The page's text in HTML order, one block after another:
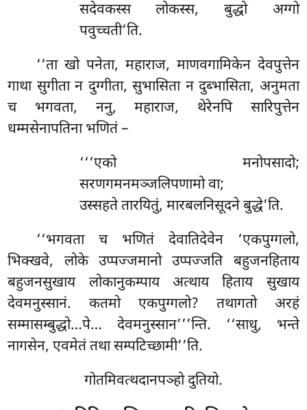
सदेवकस्स लोकस्स, बुद्धो अग्गो
पवुच्चती’ति.
‘‘ता खो पनेता, महाराज, माणवगामिकेन देवपुत्तेन
गाथा सुगीता न दुग्गीता, सुभासिता न दुब्भासिता, अनुमता
च भगवता, ननु, महाराज, थेरेनपि सारिपुत्तेन
धम्मसेनापतिना भणितं –
‘‘‘एको मनोपसादो;
सरणगमनमञ्जलिपणामो वा;
उस्सहते तारयितुं, मारबलनिसूदने बुद्धे’ति.
‘‘भगवता च भणितं देवातिदेवेन ‘एकपुग्गलो,
भिक्खवे, लोके उप्पज्जमानो उप्पज्जति बहुजनहिताय
बहुजनसुखाय लोकानुकम्पाय अत्थाय हिताय सुखाय
देवमनुस्सानं. कतमो एकपुग्गलो? तथागतो अरहं
सम्मासम्बुद्धो…पे… देवमनुस्सान’’’न्ति. ‘‘साधु, भन्ते
नागसेन, एवमेतं तथा सम्पटिच्छामी’’ति.
गोतमिवत्थदानपञ्हो दुतियो.